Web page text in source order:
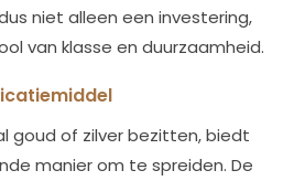
niet alleen een investering,
van klasse en duurzaamheid.
goud of zilver bezitten, biedt
manier om te spreiden. De